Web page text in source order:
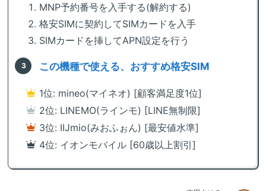
MNP予約番号を入手する(解約する)
格安SIMに契約してSIMカードを入手
SIMカードを挿してAPN設定を行う
この機種で使える、おすすめ格安SIM
1位: mineo(マイネオ) [顧客満足度1位]
2位: LINEMO(ラインモ) [LINE無制限]
3位: IIJmio(みおふぉん) [最安値水準]
4位: イオンモバイル [60歳以上割引]